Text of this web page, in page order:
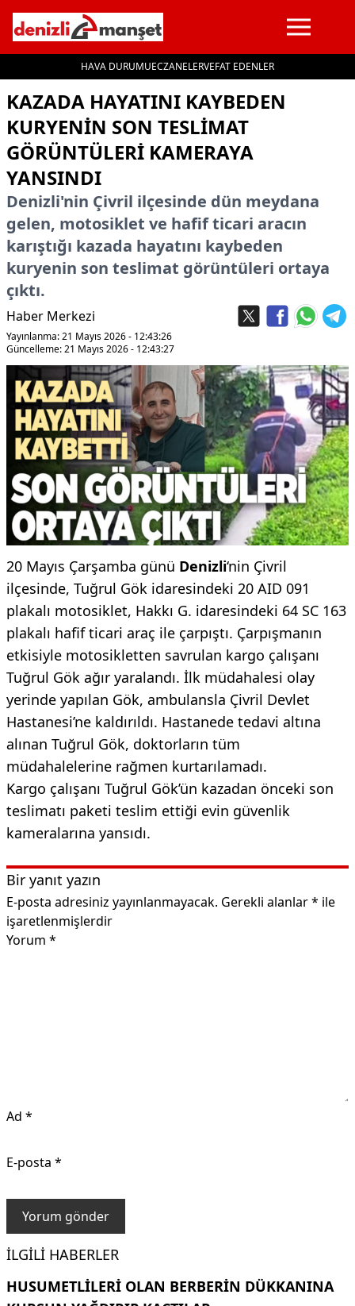
HAVA DURUMUECZANELERVEFAT EDENLER
KAZADA HAYATINI KAYBEDEN
KURYENIN SON TESLIMAT
GÖRÜNTÜLERI KAMERAYA
YANSINDI
Denizli'nin Çivril ilçesinde dün meydana
gelen, motosiklet ve hafif ticari aracın
karıştığı kazada hayatını kaybeden
kuryenin son teslimat görüntüleri ortaya
çıktı.
Haber Merkezi
Yayınlanma: 21 Mayıs 2026 - 12:43:26
Güncelleme: 21 Mayıs 2026 - 12:43:27
20 Mayıs Çarşamba günü Denizli‘nin Çivril
ilçesinde, Tuğrul Gök idaresindeki 20 AID 091
plakalı motosiklet, Hakkı G. idaresindeki 64 SC 163
plakalı hafif ticari araç ile çarpıştı. Çarpışmanın
etkisiyle motosikletten savrulan kargo çalışanı
Tuğrul Gök ağır yaralandı. İlk müdahalesi olay
yerinde yapılan Gök, ambulansla Çivril Devlet
Hastanesi’ne kaldırıldı. Hastanede tedavi altına
alınan Tuğrul Gök, doktorların tüm
müdahalelerine rağmen kurtarılamadı.
Kargo çalışanı Tuğrul Gök’ün kazadan önceki son
teslimatı paketi teslim ettiği evin güvenlik
kameralarına yansıdı.
Bir yanıt yazın
E-posta adresiniz yayınlanmayacak. Gerekli alanlar* ile
işaretlenmişlerdir
Yorum *
Ad *
E-posta *
İLGILI HABERLER
HUSUMETLILERI OLAN BERBERIN DÜKKANINA